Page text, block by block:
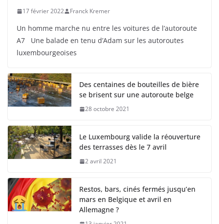
17 février 2022 Franck Kremer
Un homme marche nu entre les voitures de l’autoroute
A7 Une balade en tenu d’Adam sur les autoroutes
luxembourgeoises
Des centaines de bouteilles de bière
se brisent sur une autoroute belge
28 octobre 2021
Le Luxembourg valide la réouverture
des terrasses dès le 7 avril
2 avril 2021
Restos, bars, cinés fermés jusqu’en
mars en Belgique et avril en
Allemagne ?